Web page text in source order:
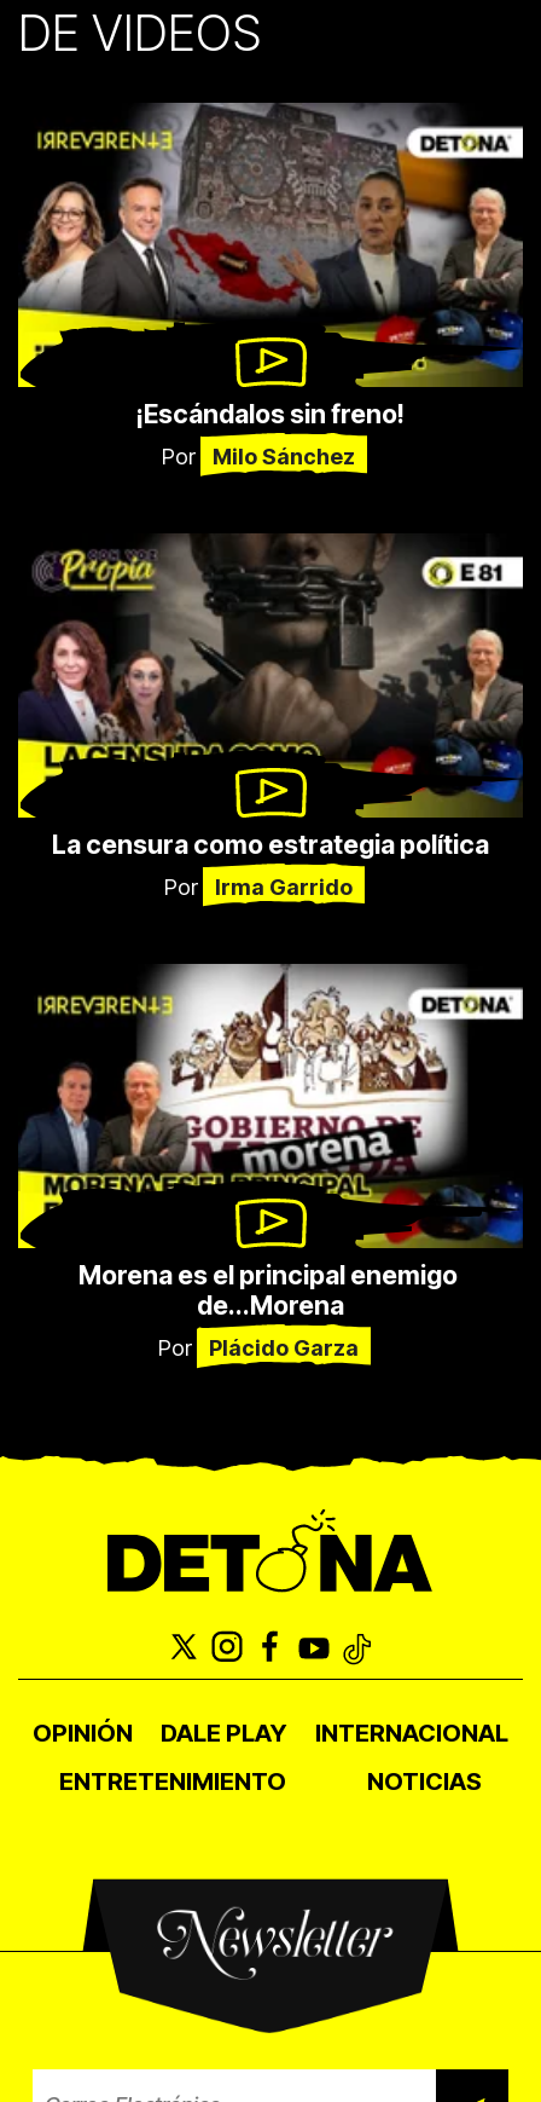
DE VIDEOS
¡Escándalos sin freno!
Por Milo Sánchez
La censura como estrategia política
Por Irma Garrido
Morena es el principal enemigo
de...Morena
Por Plácido Garza
OPINIÓN DALE PLAY
INTERNACIONAL
ENTRETENIMIENTO
NOTICIAS
Newsletter